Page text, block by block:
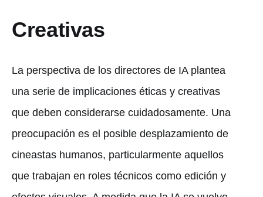
Creativas
La perspectiva de los directores de IA plantea
una serie de implicaciones éticas y creativas
que deben considerarse cuidadosamente. Una
preocupación es el posible desplazamiento de
cineastas humanos, particularmente aquellos
que trabajan en roles técnicos como edición y